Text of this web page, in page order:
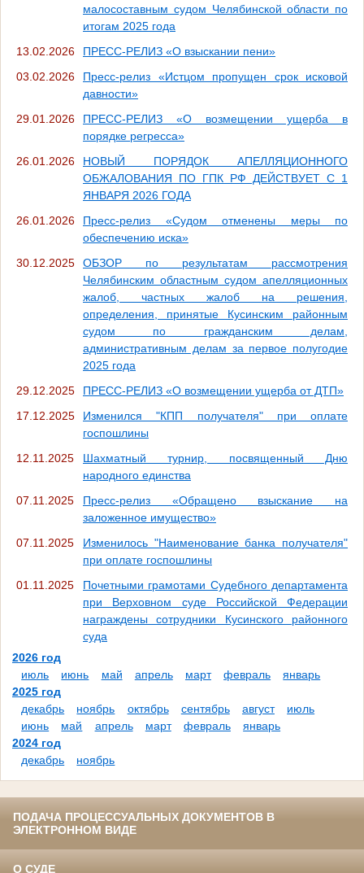
малосоставным судом Челябинской области по
итогам 2025 года
13.02.2026
ПРЕСС-РЕЛИЗ «О взыскании пени»
03.02.2026
Пресс-релиз «Истцом пропущен срок исковой
давности»
29.01.2026
ПРЕСС-РЕЛИЗ «О возмещении ущерба в
порядке регресса»
26.01.2026
НОВЫЙ ПОРЯДОК АПЕЛЛЯЦИОННОГО
ОБЖАЛОВАНИЯ ПО ГПК РФ ДЕЙСТВУЕТ С 1
ЯНВАРЯ 2026 ГОДА
26.01.2026
Пресс-релиз «Судом отменены меры по
обеспечению иска»
30.12.2025
ОБЗОР по результатам рассмотрения
Челябинским областным судом апелляционных
жалоб, частных жалоб на решения,
определения, принятые Кусинским районным
судом по гражданским делам,
административным делам за первое полугодие
2025 года
29.12.2025
ПРЕСС-РЕЛИЗ «О возмещении ущерба от ДТП»
17.12.2025
Изменился "КПП получателя" при оплате
госпошлины
12.11.2025
Шахматный турнир, посвященный Дню
народного единства
07.11.2025
Пресс-релиз «Обращено взыскание на
заложенное имущество»
07.11.2025
Изменилось "Наименование банка получателя"
при оплате госпошлины
01.11.2025
Почетными грамотами Судебного департамента
при Верховном суде Российской Федерации
награждены сотрудники Кусинского районного
суда
2026 год
июль
июнь май апрель март февраль
январь
2025 год
декабрь
ноябрь октябрь сентябрь август
июль
июнь
май апрель март февраль
январь
2024 год
декабрь
ноябрь
ПОДАЧА ПРОЦЕССУАЛЬНЫХ ДОКУМЕНТОВ В
ЭЛЕКТРОННОМ ВИДЕ
О СУДЕ